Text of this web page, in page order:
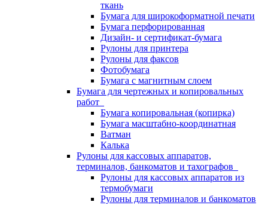
ткань
Бумага для широкоформатной печати
Бумага перфорированная
Дизайн- и сертификат-бумага
Рулоны для принтера
Рулоны для факсов
Фотобумага
Бумага с магнитным слоем
Бумага для чертежных и копировальных
работ
Бумага копировальная (копирка)
Бумага масштабно-координатная
Ватман
Калька
Рулоны для кассовых аппаратов,
терминалов, банкоматов и тахографов
Рулоны для кассовых аппаратов из
термобумаги
Рулоны для терминалов и банкоматов